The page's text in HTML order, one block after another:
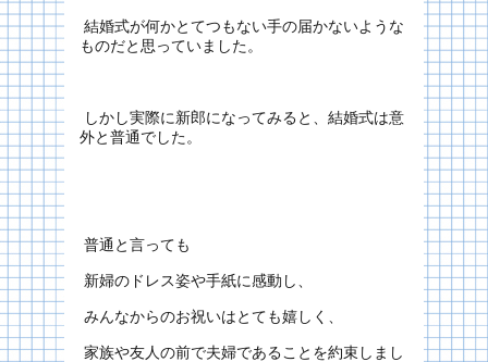
結婚式が何かとてつもない手の届かないような
ものだと思っていました。
しかし実際に新郎になってみると、結婚式は意
外と普通でした。
普通と言っても
新婦のドレス姿や手紙に感動し、
みんなからのお祝いはとても嬉しく、
家族や友人の前で夫婦であることを約束しまし